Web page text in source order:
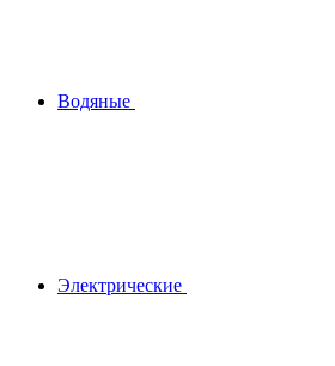
Водяные
Электрические